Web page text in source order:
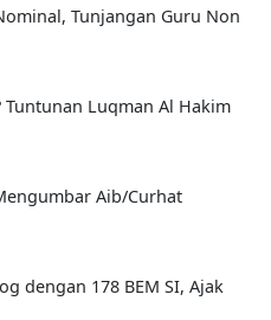
Tunjangan Guru Non
Tuntunan Luqman Al Hakim
Aib/Curhat
dengan 178 BEM SI, Ajak